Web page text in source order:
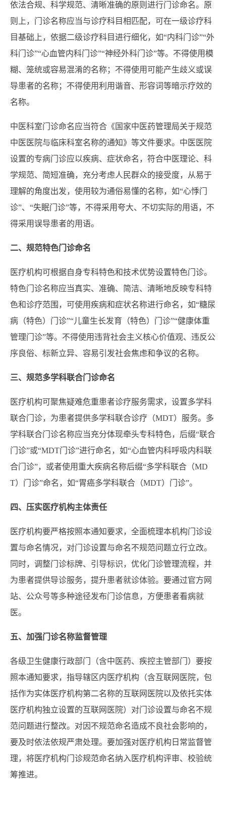
依法合规、科学规范、清晰准确的原则进行门诊命名。原
则上，门诊名称应当与诊疗科目相匹配，可在一级诊疗科
目基础上，依据二级诊疗科目进行细化，如“内科门诊”“外
科门诊”“心血管内科门诊”“神经外科门诊”等。不得使用模
糊、笼统或容易混淆的名称；不得使用可能产生歧义或误
导患者的名称；不得使用利用谐音、形容词等暗示疗效的
名称。
中医科室门诊命名应当符合《国家中医药管理局关于规范
中医医院与临床科室名称的通知》等文件要求。中医医院
设置的专病门诊应以疾病、症状命名，符合中医理论、科
学规范、简短准确，充分考虑人民群众的接受度，从易于
理解的角度出发，使用较为通俗易懂的名称，如“心悸门
诊”、“失眠门诊”等，不得采用夸大、不切实际的用语，不
得采用误导患者的用语。
二、规范特色门诊命名
医疗机构可根据自身专科特色和技术优势设置特色门诊。
特色门诊名称应当真实、准确、简洁、清晰地反映专科特
色和诊疗范围，可使用疾病和症状名称进行命名，如“糖尿
病（特色）门诊”“儿童生长发育（特色）门诊”“健康体重
管理门诊”等。不得使用违背社会主义核心价值观、违反公
序良俗、标新立异、容易引发社会焦虑和争议的名称。
三、规范多学科联合门诊命名
医疗机构可聚焦疑难危重患者诊疗服务需求，设置多学科
联合门诊，为患者提供多学科联合诊疗（MDT）服务。多
学科联合门诊名称应当充分体现牵头专科特色，后缀“联合
门诊”或“MDT门诊”进行命名，如“心血管内科呼吸内科联
合门诊”，或者使用重大疾病名称后缀“多学科联合（MD
T）门诊”命名，如“胃癌多学科联合（MDT）门诊”。
四、压实医疗机构主体责任
医疗机构要严格按照本通知要求，全面梳理本机构门诊设
置与命名情况，对门诊设置与命名不规范问题立行立改。
同时，调整门诊标牌、引导标识，优化门诊管理流程，并
为患者提供导诊服务，提升患者就诊体验。要通过官方网
站、公众号等多种途径发布门诊信息，方便患者看病就
医。
五、加强门诊名称监督管理
各级卫生健康行政部门（含中医药、疾控主管部门）要按
照本通知要求，指导辖区内医疗机构（含互联网医院，包
括作为实体医疗机构第二名称的互联网医院以及依托实体
医疗机构独立设置的互联网医院）对门诊设置与命名不规
范问题进行整改。对因不规范命名造成不良社会影响的，
要及时依法依规严肃处理。要加强对医疗机构日常监督管
理，将医疗机构门诊规范命名纳入医疗机构评审、校验统
筹推进。